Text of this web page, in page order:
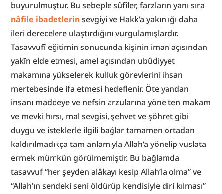
nâfile ibadetlerin sevgiyi ve Hakk’a yakınlığı daha
ileri derecelere ulaştırdığını vurgulamışlardır.
Tasavvufî eğitimin sonucunda kişinin iman açısından
yakīn elde etmesi, amel açısından ubûdiyyet
makamına yükselerek kulluk görevlerini ihsan
mertebesinde ifa etmesi hedeflenir. Öte yandan
insanı maddeye ve nefsin arzularına yönelten makam
ve mevki hırsı, mal sevgisi, şehvet ve şöhret gibi
duygu ve isteklerle ilgili bağlar tamamen ortadan
kaldırılmadıkça tam anlamıyla Allah’a yönelip vuslata
ermek mümkün görülmemiştir. Bu bağlamda
tasavvuf “her şeyden alâkayı kesip Allah’la olma” ve
“Allah’ın sendeki seni öldürüp kendisiyle diri kılması”